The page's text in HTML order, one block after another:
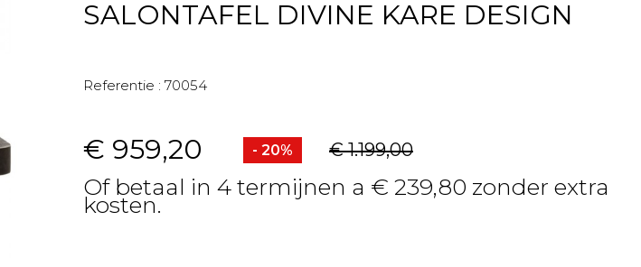
SALONTAFEL DIVINE KARE DESIGN
Referentie : 70054
€ 959,20 - 20% € 1.199,00
Of betaal in 4 termijnen a € 239,80 zonder extra
kosten.